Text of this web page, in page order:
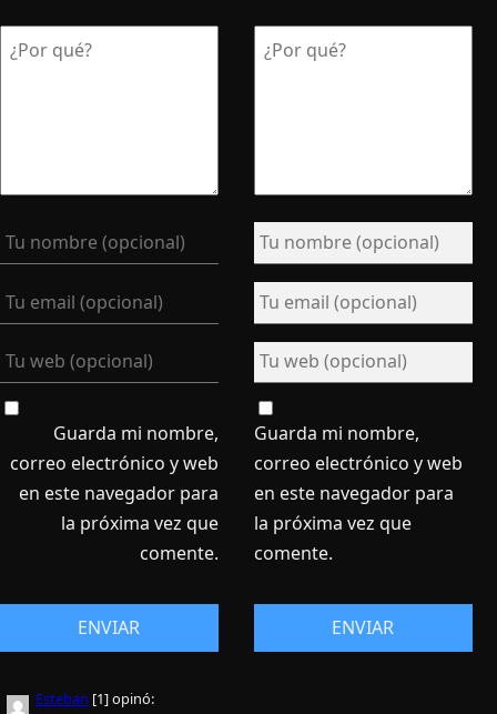
Guarda mi nombre,
correo electrónico y web
en este navegador para
la próxima vez que
comente.
Esteban [1]opinó:
Guarda mi nombre,
correo electrónico y web
en este navegador para
la próxima vez que
comente.